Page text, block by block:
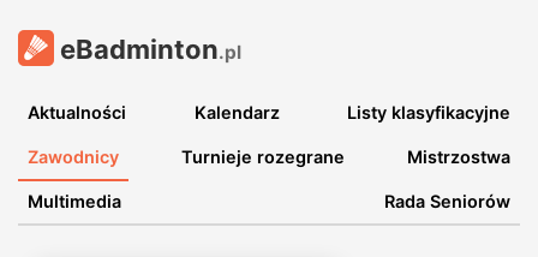
eBadminton.pl
Aktualności Kalendarz Listy klasyfikacyjne
Zawodnicy Turnieje rozegrane Mistrzostwa
Multimedia Rada Seniorów